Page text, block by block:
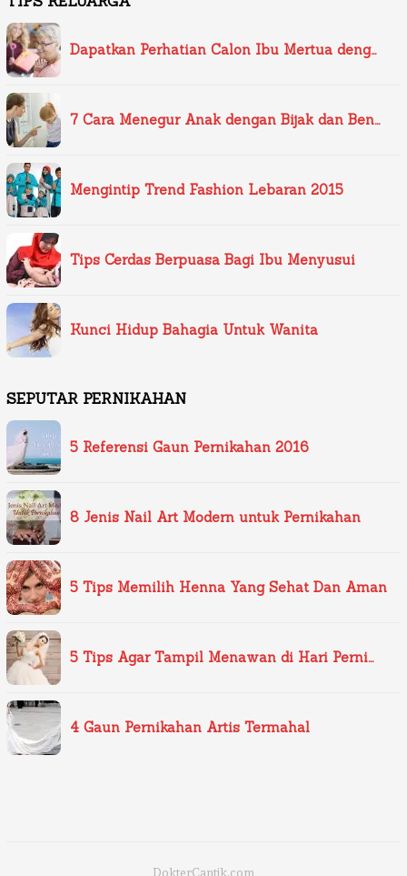
Dapatkan Perhatian Calon Ibu Mertua deng…
7 Cara Menegur Anak dengan Bijak dan Ben…
Mengintip Trend Fashion Lebaran 2015
Tips Cerdas Berpuasa Bagi Ibu Menyusui
Kunci Hidup Bahagia Untuk Wanita
SEPUTAR PERNIKAHAN
5 Referensi Gaun Pernikahan 2016
8 Jenis Nail Art Modern untuk Pernikahan
5 Tips Memilih Henna Yang Sehat Dan Aman
5 Tips Agar Tampil Menawan di Hari Perni…
4 Gaun Pernikahan Artis Termahal
DokterCantik.com